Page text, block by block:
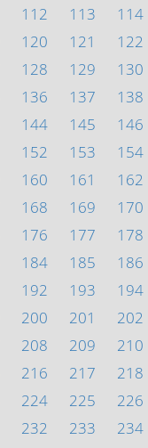
112 113 114
120 121 122
128 129 130
136 137 138
144 145 146
152 153 154
160 161 162
168 169 170
176 177 178
184 185 186
192 193 194
200 201 202
208 209 210
216 217 218
224 225 226
232 233 234